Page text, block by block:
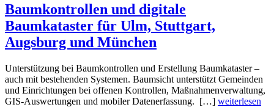
Baumkontrollen und digitale
Baumkataster für Ulm, Stuttgart,
Augsburg und München
Unterstützung bei Baumkontrollen und Erstellung Baumkataster –
auch mit bestehenden Systemen. Baumsicht unterstützt Gemeinden
und Einrichtungen bei offenen Kontrollen, Maßnahmenverwaltung,
GIS-Auswertungen und mobiler Datenerfassung. […] weiterlesen